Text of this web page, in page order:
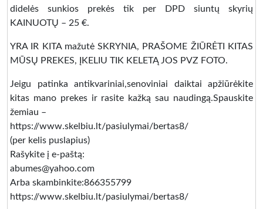
didelės sunkios prekės tik per DPD siuntų skyrių
KAINUOTŲ – 25 €.
YRA IR KITA mažutė SKRYNIA, PRAŠOME ŽIŪRĖTI KITAS
MŪSŲ PREKES, ĮKELIU TIK KELETĄ JOS PVZ FOTO.
Jeigu patinka antikvariniai,senoviniai daiktai apžiūrėkite
kitas mano prekes ir rasite kažką sau naudingą.Spauskite
žemiau –
https://www.skelbiu.lt/pasiulymai/bertas8/
(per kelis puslapius)
Rašykite į e-paštą:
abumes@yahoo.com
Arba skambinkite:866355799
https://www.skelbiu.lt/pasiulymai/bertas8/